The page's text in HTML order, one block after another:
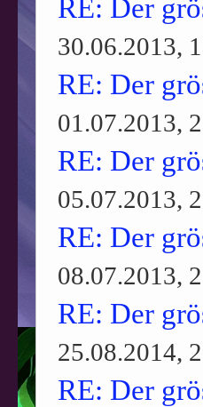
RE: Der
30.06.2013,
RE: Der
01.07.2013,
RE: Der
05.07.2013,
RE: Der
08.07.2013,
RE: Der
25.08.2014,
RE: Der